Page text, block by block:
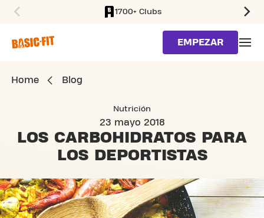
1700+ Clubs
EMPEZAR
Home Blog
Nutrición
23 mayo 2018
LOS CARBOHIDRATOS PARA
LOS DEPORTISTAS